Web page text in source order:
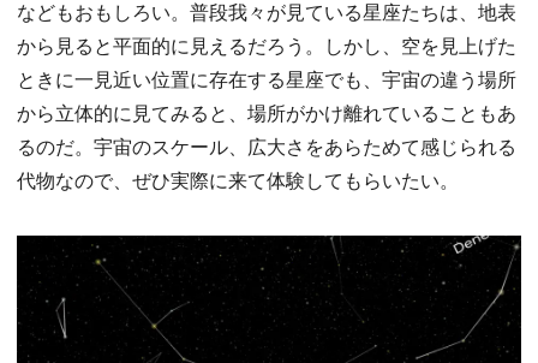
などもおもしろい。普段我々が見ている星座たちは、地表
から見ると平面的に見えるだろう。しかし、空を見上げた
ときに一見近い位置に存在する星座でも、宇宙の違う場所
から立体的に見てみると、場所がかけ離れていることもあ
るのだ。宇宙のスケール、広大さをあらためて感じられる
代物なので、ぜひ実際に来て体験してもらいたい。